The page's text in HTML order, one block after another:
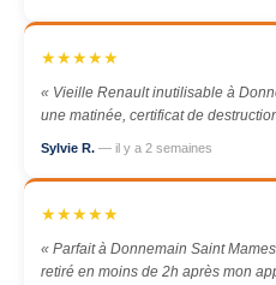
★★★★★
« Vieille Renault inutilisable à
une matinée, certificat de
Sylvie R. — il y a 2 semaines
★★★★★
« Parfait à Donnemain Saint
retiré en moins de 2h après mon